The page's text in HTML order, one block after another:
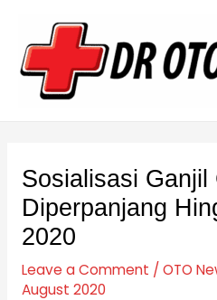
content
Sosialisasi Ganjil
Diperpanjang
2020
Leave a Comment /OTO
August 2020
navigation